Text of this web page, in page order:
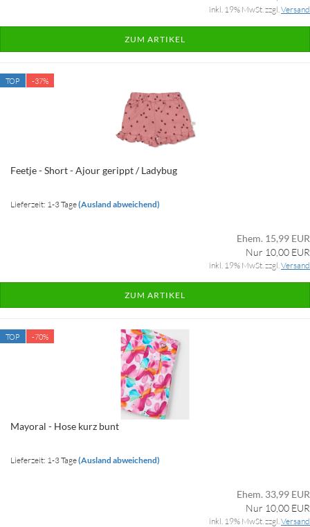
inkl. 19% MwSt. zzgl.Versand
ZUM ARTIKEL
TOP -37%
Feetje - Short - Ajour gerippt / Ladybug
Lieferzeit: 1-3 Tage(Ausland abweichend)
Ehem. 15,99 EUR
Nur 10,00 EUR
inkl. 19% MwSt. zzgl.Versand
ZUM ARTIKEL
TOP -70%
Mayoral - Hose kurz bunt
Lieferzeit: 1-3 Tage(Ausland abweichend)
Ehem. 33,99 EUR
Nur 10,00 EUR
inkl. 19% MwSt. zzgl.Versand